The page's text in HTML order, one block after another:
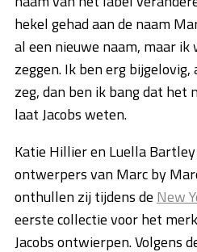
hekel gehad aan de naam
al een nieuwe naam, maar
zeggen. Ik ben erg
zeg, dan ben ik bang dat het
laat Jacobs weten.
Katie Hillier en Luella
ontwerpers van Marc by
onthullen zij tijdens de New
eerste collectie voor het
Jacobs ontwierpen. Volgens